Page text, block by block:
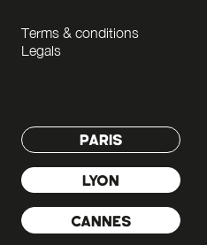
Terms & conditions
Legals
PARIS
LYON
CANNES